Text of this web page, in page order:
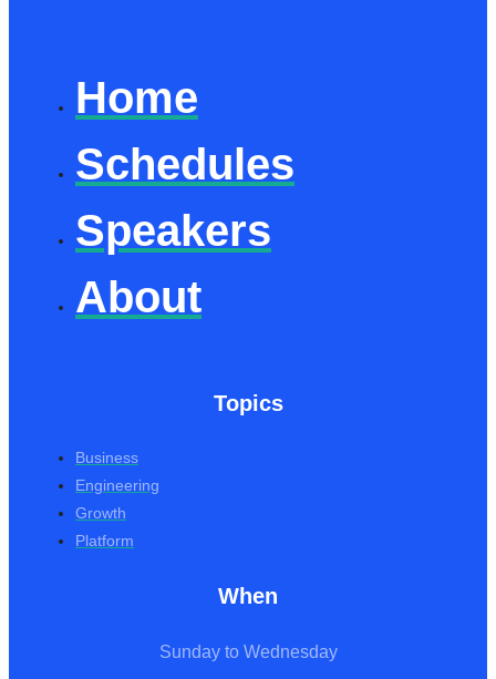
Home
Schedules
Speakers
About
Topics
Business
Engineering
Growth
Platform
When
Sunday to Wednesday